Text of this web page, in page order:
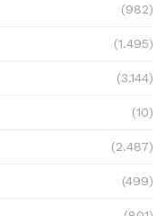
(982)
(1.495)
(3.144)
(10)
(2.487)
(499)